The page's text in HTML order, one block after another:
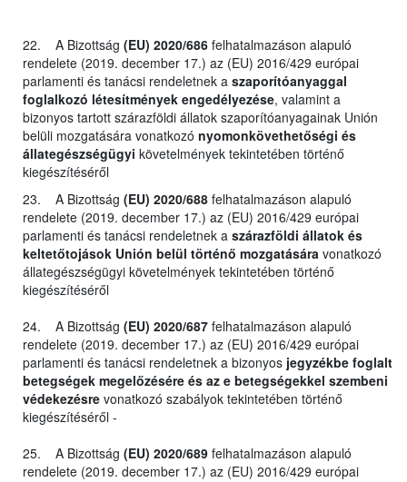
22. A Bizottság (EU) 2020/686 felhatalmazáson alapuló
rendelete (2019. december 17.) az (EU) 2016/429 európai
parlamenti és tanácsi rendeletnek a szaporítóanyaggal
foglalkozó létesítmények engedélyezése, valamint a
bizonyos tartott szárazföldi állatok szaporítóanyagainak Unión
belüli mozgatására vonatkozó nyomonkövethetőségi és
állategészségügyi követelmények tekintetében történő
kiegészítéséről
23. A Bizottság (EU) 2020/688 felhatalmazáson alapuló
rendelete (2019. december 17.) az (EU) 2016/429 európai
parlamenti és tanácsi rendeletnek a szárazföldi állatok és
keltetőtojások Unión belül történő mozgatására vonatkozó
állategészségügyi követelmények tekintetében történő
kiegészítéséről
24. A Bizottság (EU) 2020/687 felhatalmazáson alapuló
rendelete (2019. december 17.) az (EU) 2016/429 európai
parlamenti és tanácsi rendeletnek a bizonyos jegyzékbe foglalt
betegségek megelőzésére és az e betegségekkel szembeni
védekezésre vonatkozó szabályok tekintetében történő
kiegészítéséről -
25. A Bizottság (EU) 2020/689 felhatalmazáson alapuló
rendelete (2019. december 17.) az (EU) 2016/429 európai